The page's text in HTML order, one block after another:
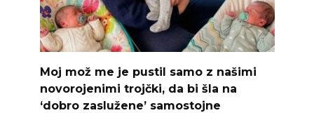
Moj mož me je pustil samo z našimi
novorojenimi trojčki, da bi šla na
‘dobro zaslužene’ samostojne